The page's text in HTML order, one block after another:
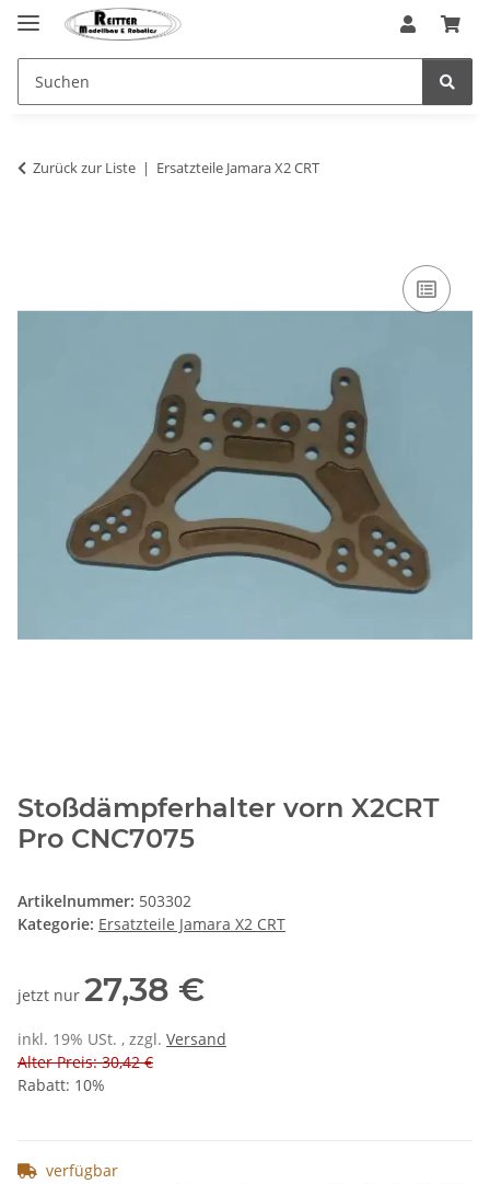
Zurück zur Liste Ersatzteile Jamara X2 CRT
Stoßdämpferhalter vorn X2CRT
Pro CNC7075
Artikelnummer: 503302
Kategorie: Ersatzteile Jamara X2 CRT
jetzt nur 27,38 €
inkl. 19% USt. , zzgl. Versand
Alter Preis: 30,42 €
Rabatt: 10%
verfügbar